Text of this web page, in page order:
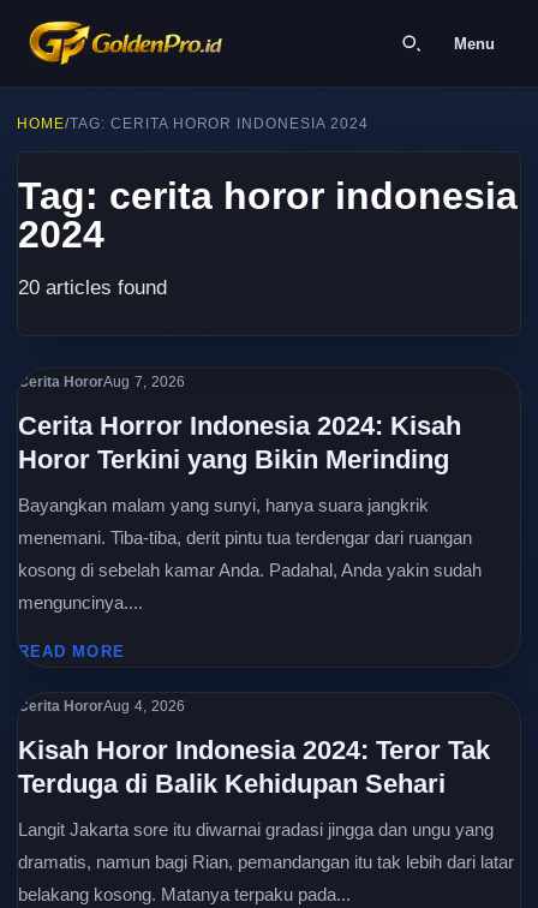
Menu
HOME/TAG: CERITA HOROR INDONESIA 2024
Tag: cerita horor indonesia
2024
20 articles found
Cerita HororAug 7, 2026
Cerita Horror Indonesia 2024: Kisah
Horor Terkini yang Bikin Merinding
Bayangkan malam yang sunyi, hanya suara jangkrik
menemani. Tiba-tiba, derit pintu tua terdengar dari ruangan
kosong di sebelah kamar Anda. Padahal, Anda yakin sudah
menguncinya....
READ MORE
Cerita HororAug 4, 2026
Kisah Horor Indonesia 2024: Teror Tak
Terduga di Balik Kehidupan Sehari
Langit Jakarta sore itu diwarnai gradasi jingga dan ungu yang
dramatis, namun bagi Rian, pemandangan itu tak lebih dari latar
belakang kosong. Matanya terpaku pada...